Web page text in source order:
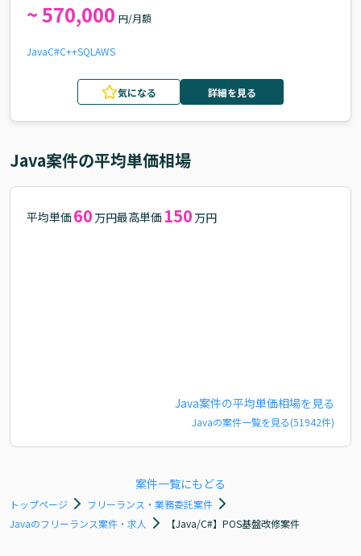
~ 570,000 円/月額
JavaC#C++SQL AWS
気になる 詳細を見る
Java案件の平均単価相場
平均単価 60 万円最高単価 150 万円
Java案件の平均単価相場を見る
Javaの案件一覧を見る(51942件)
案件一覧にもどる
トップページ
フリーランス・業務委託案件
Javaのフリーランス案件・求人
【Java/C#】POS基盤改修案件